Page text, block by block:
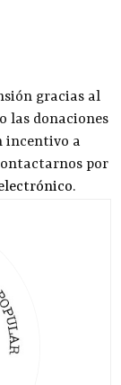
gracias al
las donaciones
incentivo a
por
.